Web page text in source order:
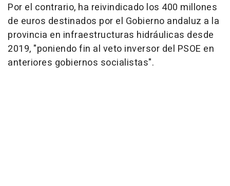
Por el contrario, ha reivindicado los 400 millones
de euros destinados por el Gobierno andaluz a la
provincia en infraestructuras hidráulicas desde
2019, "poniendo fin al veto inversor del PSOE en
anteriores gobiernos socialistas".